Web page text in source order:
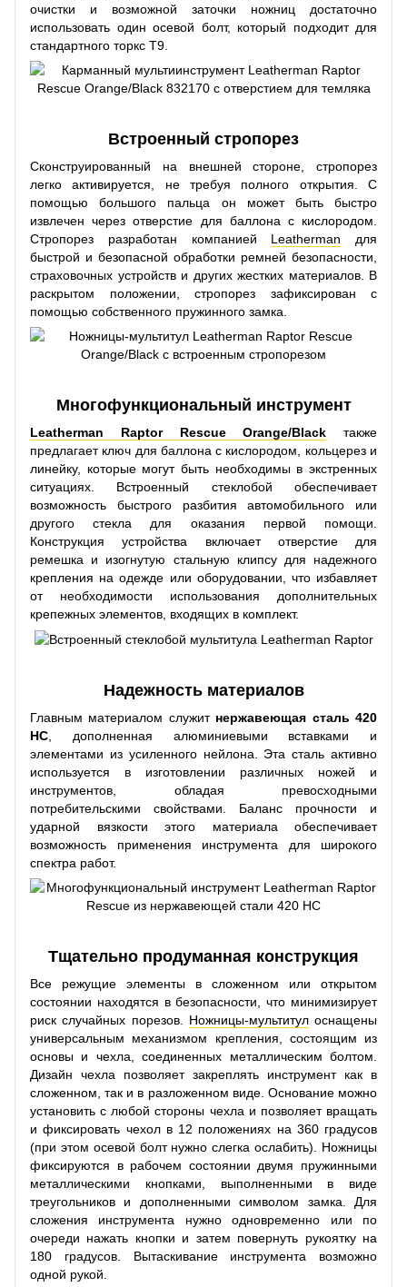
очистки и возможной заточки ножниц достаточно
использовать один осевой болт, который подходит для
стандартного торкс T9.
Встроенный стропорез
Сконструированный на внешней стороне, стропорез
легко активируется, не требуя полного открытия. С
помощью большого пальца он может быть быстро
извлечен через отверстие для баллона с кислородом.
Стропорез разработан компанией Leatherman для
быстрой и безопасной обработки ремней безопасности,
страховочных устройств и других жестких материалов. В
раскрытом положении, стропорез зафиксирован с
помощью собственного пружинного замка.
Многофункциональный инструмент
Leatherman Raptor Rescue Orange/Black
также
предлагает ключ для баллона с кислородом, кольцерез и
линейку, которые могут быть необходимы в экстренных
ситуациях. Встроенный стеклобой обеспечивает
возможность быстрого разбития автомобильного или
другого стекла для оказания первой помощи.
Конструкция устройства включает отверстие для
ремешка и изогнутую стальную клипсу для надежного
крепления на одежде или оборудовании, что избавляет
от необходимости использования дополнительных
крепежных элементов, входящих в комплект.
Надежность материалов
Главным материалом служитнержавеющая сталь 420
HC , дополненная алюминиевыми вставками и
элементами из усиленного нейлона. Эта сталь активно
используется в изготовлении различных ножей и
инструментов, обладая превосходными
потребительскими свойствами. Баланс прочности и
ударной вязкости этого материала обеспечивает
возможность применения инструмента для широкого
спектра работ.
Тщательно продуманная конструкция
Все режущие элементы в сложенном или открытом
состоянии находятся в безопасности, что минимизирует
риск случайных порезов. Ножницы-мультитулоснащены
универсальным механизмом крепления, состоящим из
основы и чехла, соединенных металлическим болтом.
Дизайн чехла позволяет закреплять инструмент как в
сложенном, так и в разложенном виде. Основание можно
установить с любой стороны чехла и позволяет вращать
и фиксировать чехол в 12 положениях на 360 градусов
(при этом осевой болт нужно слегка ослабить). Ножницы
фиксируются в рабочем состоянии двумя пружинными
металлическими кнопками, выполненными в виде
треугольников и дополненными символом замка. Для
сложения инструмента нужно одновременно или по
очереди нажать кнопки и затем повернуть рукоятку на
180 градусов. Вытаскивание инструмента возможно
одной рукой.